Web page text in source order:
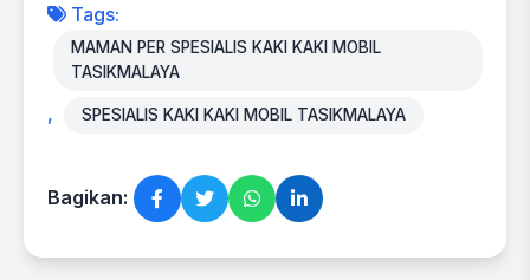
Tags:
MAMAN PER SPESIALIS KAKI KAKI MOBIL
TASIKMALAYA
, SPESIALIS KAKI KAKI MOBIL TASIKMALAYA
Bagikan: